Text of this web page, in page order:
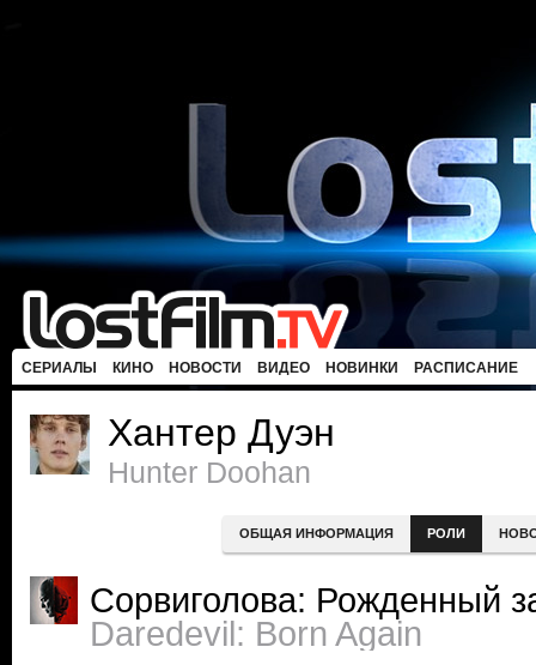
СЕРИАЛЫ КИНО НОВОСТИ ВИДЕО НОВИНКИ РАСПИСАНИЕ
Хантер Дуэн
Hunter Doohan
ОБЩАЯ ИНФОРМАЦИЯ РОЛИ
Сорвиголова: Рожденный
Daredevil: Born Again